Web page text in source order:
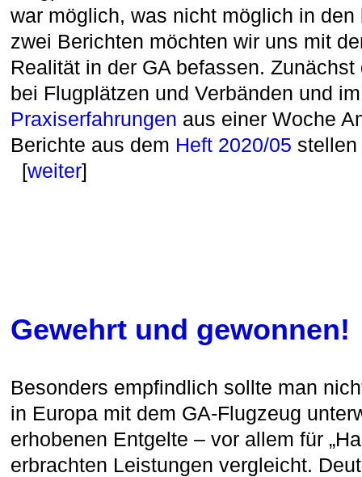
war möglich, was nicht möglich in
zwei Berichten möchten wir uns mit
Realität in der GA befassen.
bei Flugplätzen und Verbänden und
Praxiserfahrungen aus einer Woche
Berichte aus dem Heft 2020/05
[weiter]
Gewehrt und gewonnen!
Besonders empfindlich sollte man
in Europa mit dem GA-Flugzeug
erhobenen Entgelte – vor allem für
erbrachten Leistungen vergleicht.